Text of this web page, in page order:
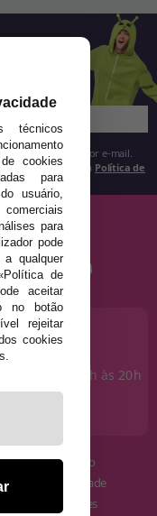
e tendências por e-mail.
estipulado na Política de
14h e das 17h às 20h
· Condições de uso
de Privacidade
· Política de Cookies
técnicos
cookies
para
usuário,
para
pode
a qualquer
de
aceitar
no botão
rejeitar
cookies